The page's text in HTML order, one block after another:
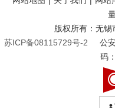
版权所有：无锡
苏ICP备08115729号-2
公
码